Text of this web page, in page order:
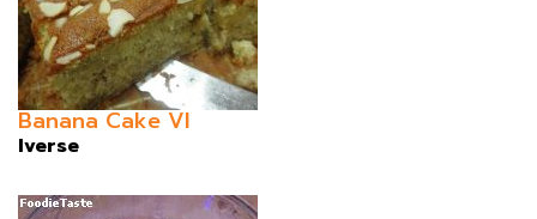
Banana Cake VI
Iverse